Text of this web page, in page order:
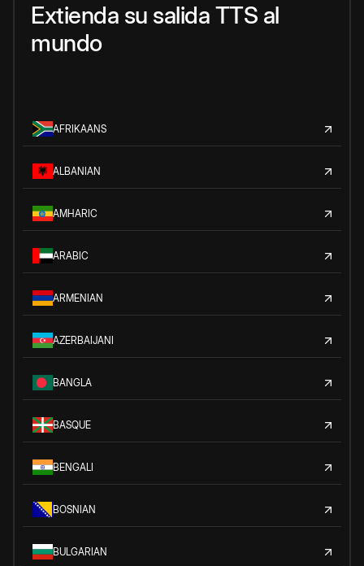
Extienda su salida TTS al
mundo
AFRIKAANS
ALBANIAN
AMHARIC
ARABIC
ARMENIAN
AZERBAIJANI
BANGLA
BASQUE
BENGALI
BOSNIAN
BULGARIAN